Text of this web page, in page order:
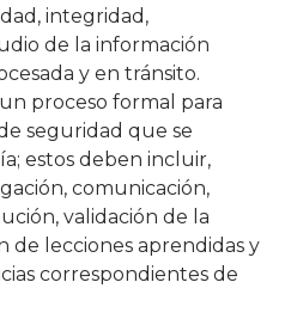
integridad,
de la información
y en tránsito.
proceso formal para
seguridad que se
estos deben incluir,
comunicación,
validación de la
de lecciones aprendidas y
correspondientes de